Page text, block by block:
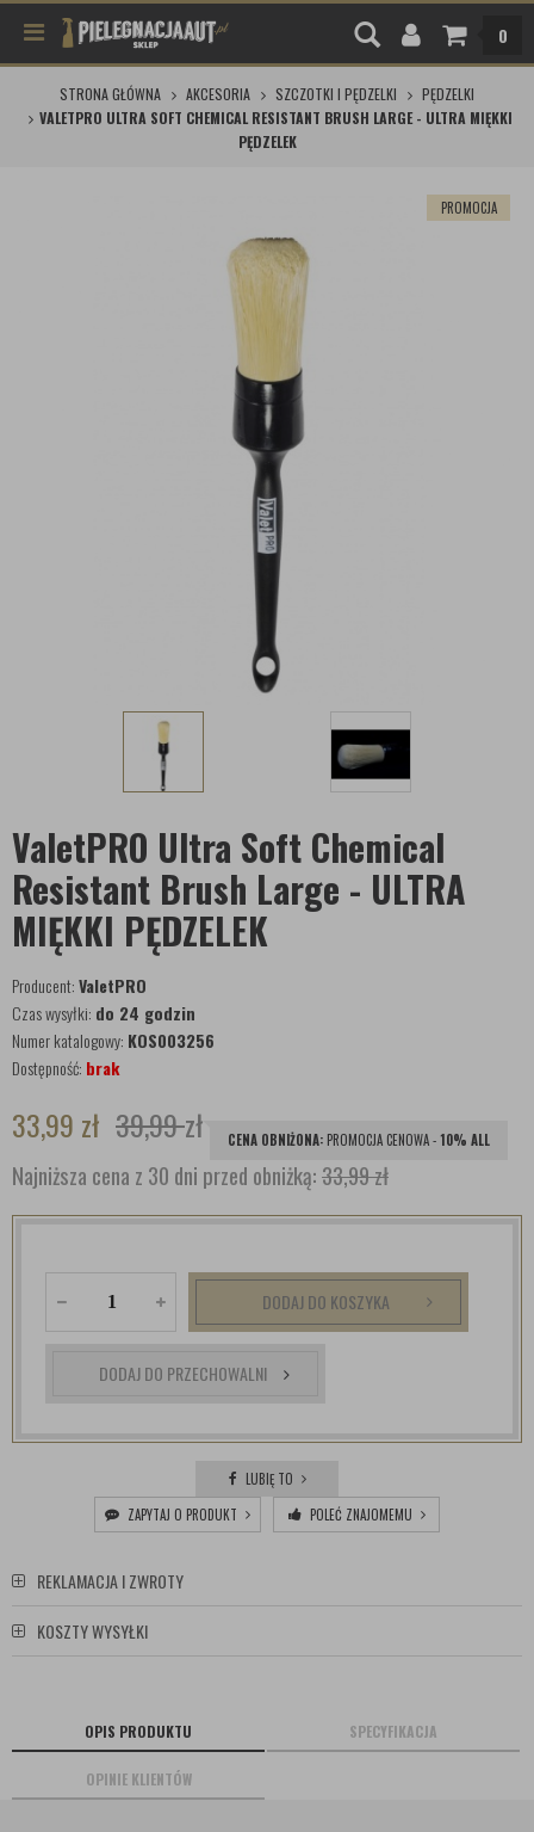
0
STRONA GŁÓWNA AKCESORIA SZCZOTKI I PĘDZELKI
PĘDZELKI
VALETPRO ULTRA SOFT CHEMICAL RESISTANT BRUSH LARGE - ULTRA MIĘKKI
PĘDZELEK
PROMOCJA
ValetPRO Ultra Soft Chemical
Resistant Brush Large - ULTRA
MIĘKKI PĘDZELEK
Producent:ValetPRO
Czas wysyłki: do 24 godzin
Numer katalogowy: KOS003256
Dostępność: brak
33,99 zł 39,99zł CENA OBNIŻONA: PROMOCJA CENOWA -10% ALL
Najniższa cena z 30 dni przed obniżką:33,99 zł
DODAJ DO KOSZYKA
DODAJ DO PRZECHOWALNI
LUBIĘ TO
ZAPYTAJ O PRODUKT
POLEĆ ZNAJOMEMU
REKLAMACJA I ZWROTY
KOSZTY WYSYŁKI
OPIS PRODUKTU SPECYFIKACJA
OPINIE KLIENTÓW